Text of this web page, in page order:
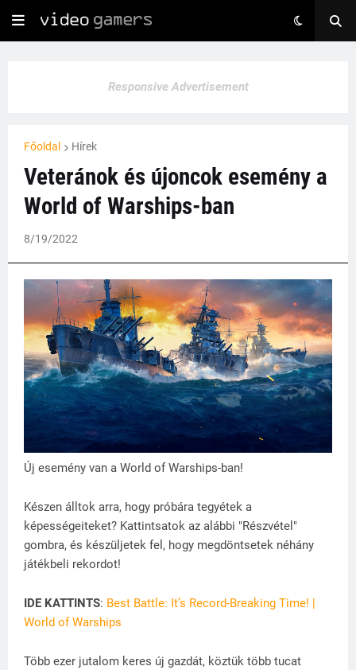
Responsive Advertisement
Főoldal Hírek
Veteránok és újoncok esemény a
World of Warships-ban
8/19/2022
Új esemény van a World of Warships-ban!
Készen álltok arra, hogy próbára tegyétek a
képességeiteket? Kattintsatok az alábbi "Részvétel"
gombra, és készüljetek fel, hogy megdöntsetek néhány
játékbeli rekordot!
IDE KATTINTS: Best Battle: It’s Record-Breaking Time! |
World of Warships
Több ezer jutalom keres új gazdát, köztük több tucat